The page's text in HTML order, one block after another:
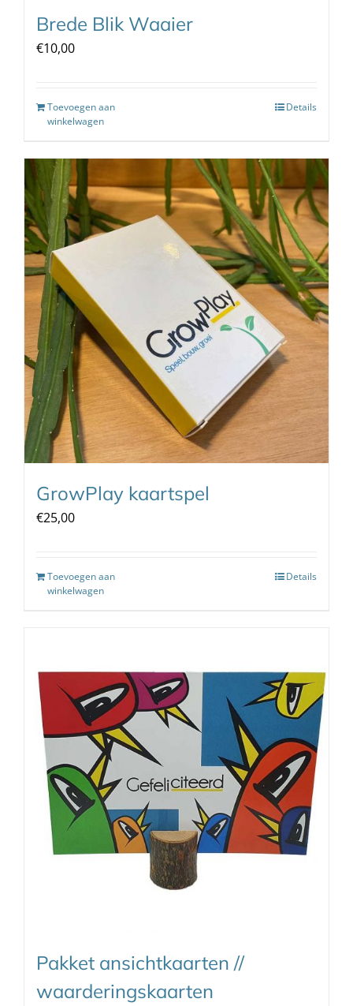
Brede Blik Waaier
€10,00
Toevoegen aan
winkelwagen
Details
GrowPlay kaartspel
€25,00
Toevoegen aan
winkelwagen
Details
Pakket ansichtkaarten //
waarderingskaarten